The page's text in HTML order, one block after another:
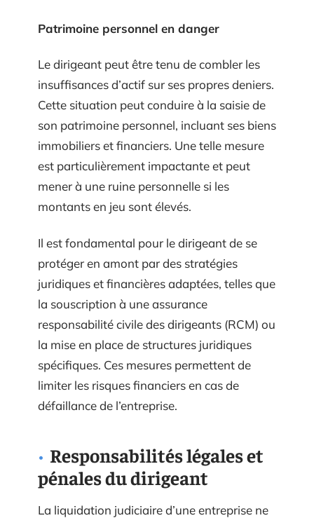
Patrimoine personnel en danger
Le dirigeant peut être tenu de combler les
insuffisances d’actif sur ses propres deniers.
Cette situation peut conduire à la saisie de
son patrimoine personnel, incluant ses biens
immobiliers et financiers. Une telle mesure
est particulièrement impactante et peut
mener à une ruine personnelle si les
montants en jeu sont élevés.
Il est fondamental pour le dirigeant de se
protéger en amont par des stratégies
juridiques et financières adaptées, telles que
la souscription à une assurance
responsabilité civile des dirigeants (RCM) ou
la mise en place de structures juridiques
spécifiques. Ces mesures permettent de
limiter les risques financiers en cas de
défaillance de l’entreprise.
Responsabilités légales et
pénales du dirigeant
La liquidation judiciaire d’une entreprise ne